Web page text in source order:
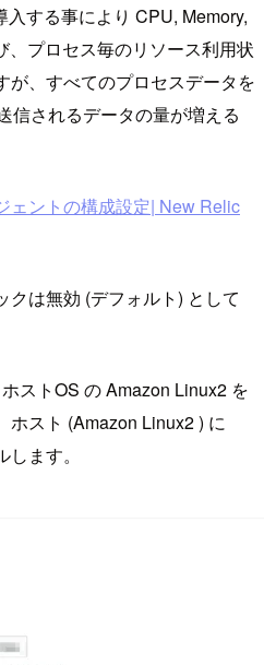
する事により CPU, Memory,
、プロセス毎のリソース利用状
が、すべてのプロセスデータを
信されるデータの量が増える
ェントの構成設定| New Relic
は無効 (デフォルト) として
ストOS の Amazon Linux2 を
ホスト (Amazon Linux2 ) に
ます。